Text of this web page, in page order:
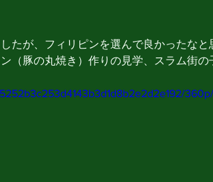
たが、フィリピンを選んで良かったなと
（豚の丸焼き）作りの見学、スラム街の